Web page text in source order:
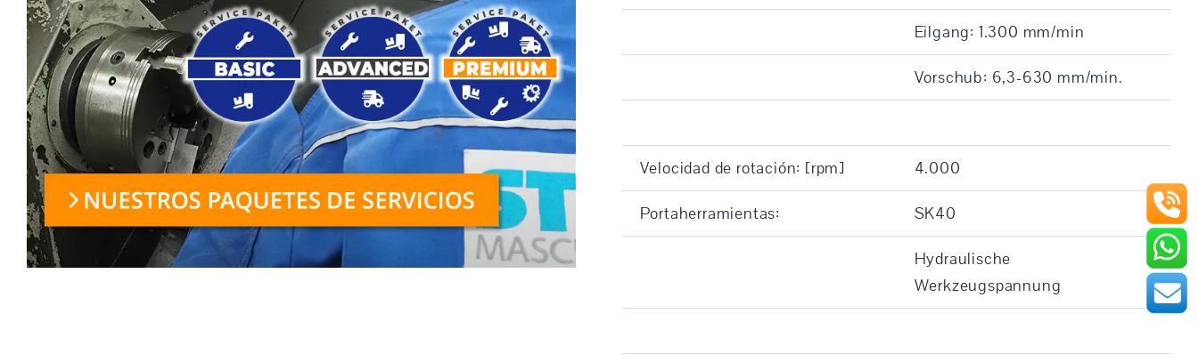
Eilgang: 1.300 mm/min
Vorschub: 6,3-630 mm/min.
Velocidad de rotación: [rpm] 4.000
Portaherramientas: SK40
Hydraulische
Werkzeugspannung